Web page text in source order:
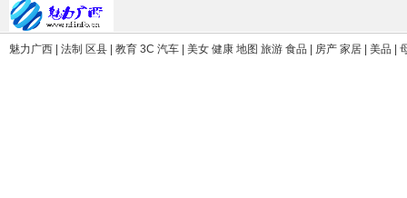
魅力广西 | 法制 区县 | 教育 3C 汽车 | 美女 健康 地图 旅游 食品 | 房产 家居 | 美品 |